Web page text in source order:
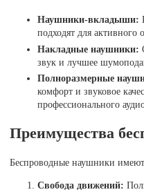
Наушники-вкладыши:
подходят для активного
Накладные наушники:
звук и лучшее
Полноразмерные
комфорт и звуковое
профессионального
Преимущества
Беспроводные наушники
Свобода движений: